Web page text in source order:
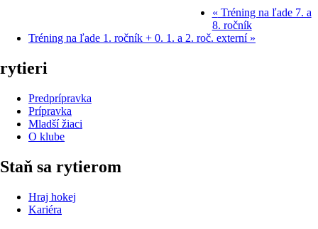
« Tréning na ľade 7. a
8. ročník
Tréning na ľade 1. ročník + 0. 1. a 2. roč. externí »
rytieri
Predprípravka
Prípravka
Mladší žiaci
O klube
Staň sa rytierom
Hraj hokej
Kariéra